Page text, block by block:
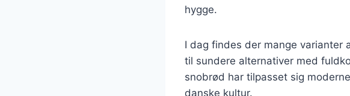
hygge.
I dag findes der mange varianter
til sundere alternativer med
snobrød har tilpasset sig
danske kultur.